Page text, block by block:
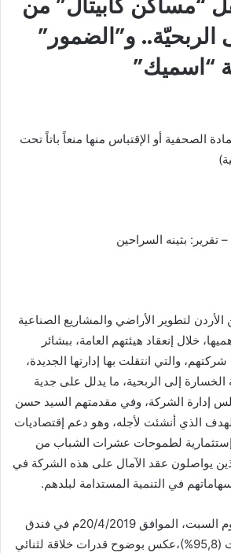
“مساكن كابيتال” من
الربحيّة.. و”الضمور”
“اسميك”
الصحفية أو الإقتباس منها منعاً باتاً تحت
تقرير: بثينه السراحين
لتطوير الأراضي والمشاريع الصناعية
خلال إنعقاد هيئتهم العامة، ببشائر
والتي انتقلت بها إدارتها الجديدة،
إلى الربحية، ما يدلل على جدية
الشركة، وفي مقدمتهم السيد حسن
الذي أنشئت لأجله، وهو دعم إقتصاديات
إستثمارية لطموحات عشرات الشباب من
يواصلون عقد الآمال على هذه الشركة في
في التنمية المستدامة لبلدهم.
والإجتماع الذي إنعقد يوم السبت، الموافق 20/4/2019م في فندق
إياس بنسبة حضور بلغت (95,8%)،عكس بوضوح قدرات خلاقة لثنائي